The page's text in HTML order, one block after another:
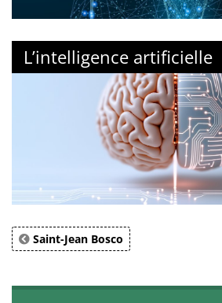
L’intelligence artificielle
Saint-Jean Bosco